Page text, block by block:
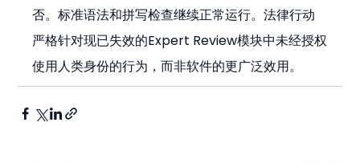
否。标准语法和拼写检查继续正常运行。法律行动
严格针对现已失效的Expert Review模块中未经授权
使用人类身份的行为，而非软件的更广泛效用。